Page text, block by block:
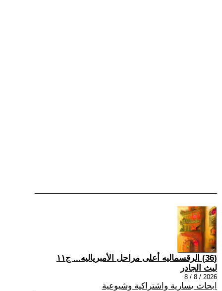
(36) الرقسماليه أعلى مراحل الأمبرياليه... ج١١
ليث الجادر
2026 / 8 / 8
ابحاث يسارية واشتراكية وشيوعية